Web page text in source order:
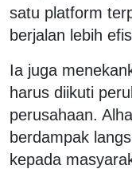
satu platform
berjalan lebih
Ia juga
harus diikuti
perusahaan.
berdampak
kepada